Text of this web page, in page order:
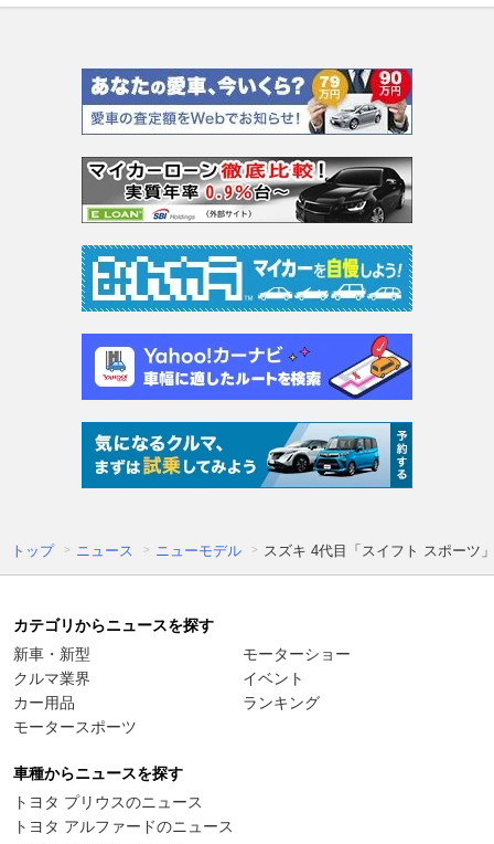
トップ ニュース ニューモデル スズキ 4代目「スイフト スポーツ
カテゴリからニュースを探す
新車・新型
クルマ業界
カー用品
モータースポーツ
モーターショー
イベント
ランキング
車種からニュースを探す
トヨタ プリウスのニュース
トヨタ アルファードのニュース